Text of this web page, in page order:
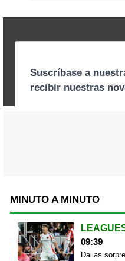
MINUTO A MINUTO
09:39
Dallas